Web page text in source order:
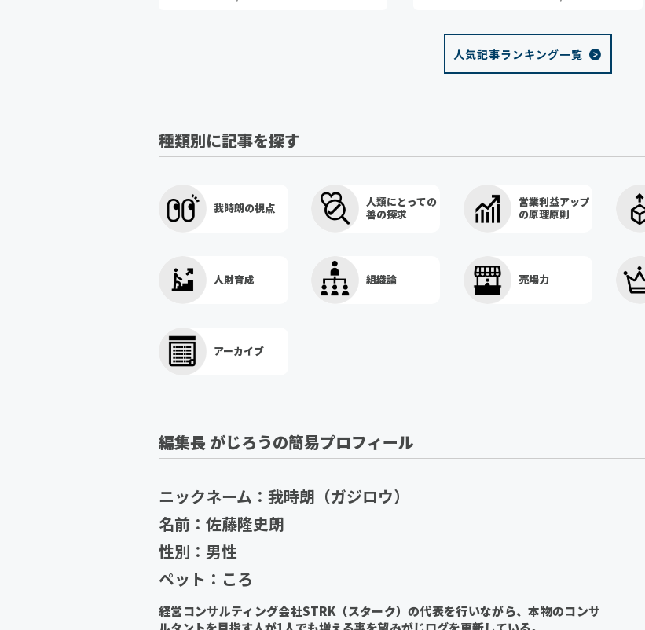
人気記事ランキング一覧
種類別に記事を探す
我時朗の視点
人類にとっての
善の探求
営業利益アップ
の原理原則
人財育成 組織論 売場力
アーカイブ
編集長 がじろうの簡易プロフィール
ニックネーム：我時朗（ガジロウ）
名前：佐藤隆史朗
性別：男性
ペット：ころ
経営コンサルティング会社STRK（スターク）の代表を行いながら、本物のコンサ